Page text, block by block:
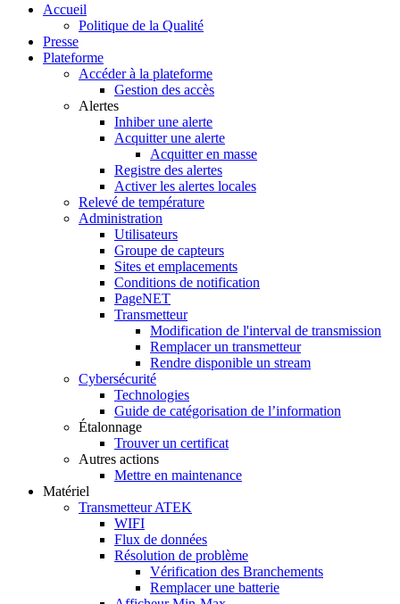
Accueil
Politique de la Qualité
Presse
Plateforme
Accéder à la plateforme
Gestion des accès
Alertes
Inhiber une alerte
Acquitter une alerte
Acquitter en masse
Registre des alertes
Activer les alertes locales
Relevé de température
Administration
Utilisateurs
Groupe de capteurs
Sites et emplacements
Conditions de notification
PageNET
Transmetteur
Modification de l'interval de transmission
Remplacer un transmetteur
Rendre disponible un stream
Cybersécurité
Technologies
Guide de catégorisation de l’information
Étalonnage
Trouver un certificat
Autres actions
Mettre en maintenance
Matériel
Transmetteur ATEK
WIFI
Flux de données
Résolution de problème
Vérification des Branchements
Remplacer une batterie